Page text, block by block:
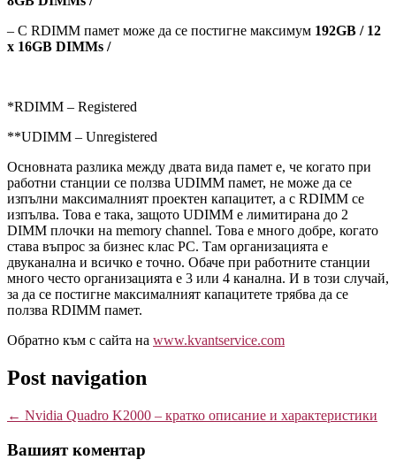
– С RDIMM памет може да се постигне максимум 192GB / 12
x 16GB DIMMs /
*RDIMM – Registered
**UDIMM – Unregistered
Основната разлика между двата вида памет е, че когато при
работни станции се ползва UDIMM памет, не може да се
изпълни максималният проектен капацитет, а с RDIMM се
изпълва. Това е така, защото UDIMM е лимитирана до 2
DIMM плочки на memory channеl. Това е много добре, когато
става въпрос за бизнес клас PC. Там организацията е
двуканална и всичко е точно. Обаче при работните станции
много често организацията е 3 или 4 канална. И в този случай,
за да се постигне максималният капацитете трябва да се
ползва RDIMM памет.
Обратно към с сайта на www.kvantservice.com
Post navigation
← Nvidia Quadro K2000 – кратко описание и характеристики
Вашият коментар